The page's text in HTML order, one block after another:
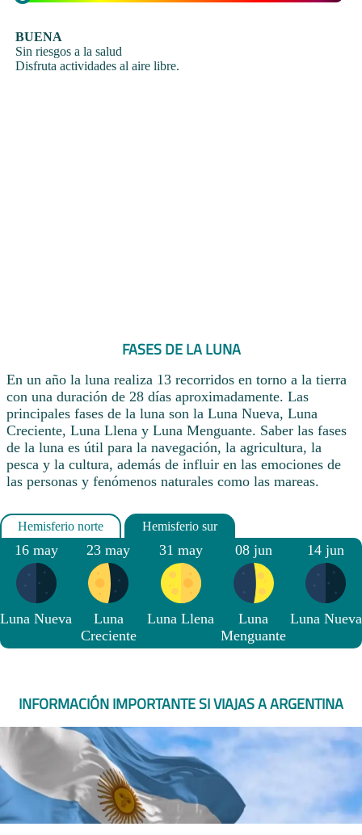
BUENA
Sin riesgos a la salud
Disfruta actividades al aire libre.
FASES DE LA LUNA
En un año la luna realiza 13 recorridos en torno a la tierra
con una duración de 28 días aproximadamente. Las
principales fases de la luna son la Luna Nueva, Luna
Creciente, Luna Llena y Luna Menguante. Saber las fases
de la luna es útil para la navegación, la agricultura, la
pesca y la cultura, además de influir en las emociones de
las personas y fenómenos naturales como las mareas.
16 may
Luna Nueva
23 may
Luna
Creciente
31 may
Luna Llena
08 jun
Luna
Menguante
14 jun
Luna Nueva
INFORMACIÓN IMPORTANTE SI VIAJAS A ARGENTINA